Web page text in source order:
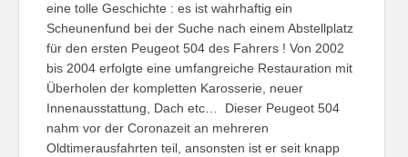
eine tolle Geschichte : es ist wahrhaftig ein
Scheunenfund bei der Suche nach einem Abstellplatz
für den ersten Peugeot 504 des Fahrers ! Von 2002
bis 2004 erfolgte eine umfangreiche Restauration mit
Überholen der kompletten Karosserie, neuer
Innenausstattung, Dach etc… Dieser Peugeot 504
nahm vor der Coronazeit an mehreren
Oldtimerausfahrten teil, ansonsten ist er seit knapp